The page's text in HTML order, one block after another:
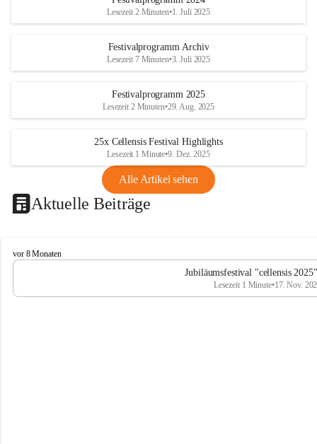
Lesezeit 2 Minuten•1. Juli 2025
Festivalprogramm Archiv
Lesezeit 7 Minuten•3. Juli 2025
Festivalprogramm 2025
Lesezeit 2 Minuten•29. Aug. 2025
25x Cellensis Festival Highlights
Lesezeit 1 Minute•9. Dez. 2025
Alle Artikel sehen
Aktuelle Beiträge
C
e
l
vor 8 Monaten
Jubiläumsfestival "cellensis
Lesezeit 1 Minute•17. Nov.